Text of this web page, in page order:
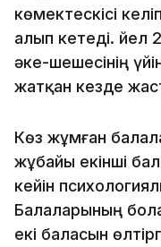
көмектескісі
алып кетеді.
әке-шешесінің
жатқан кезде
Көз жұмған
жұбайы екінші
кейін
Балаларының
екі баласын